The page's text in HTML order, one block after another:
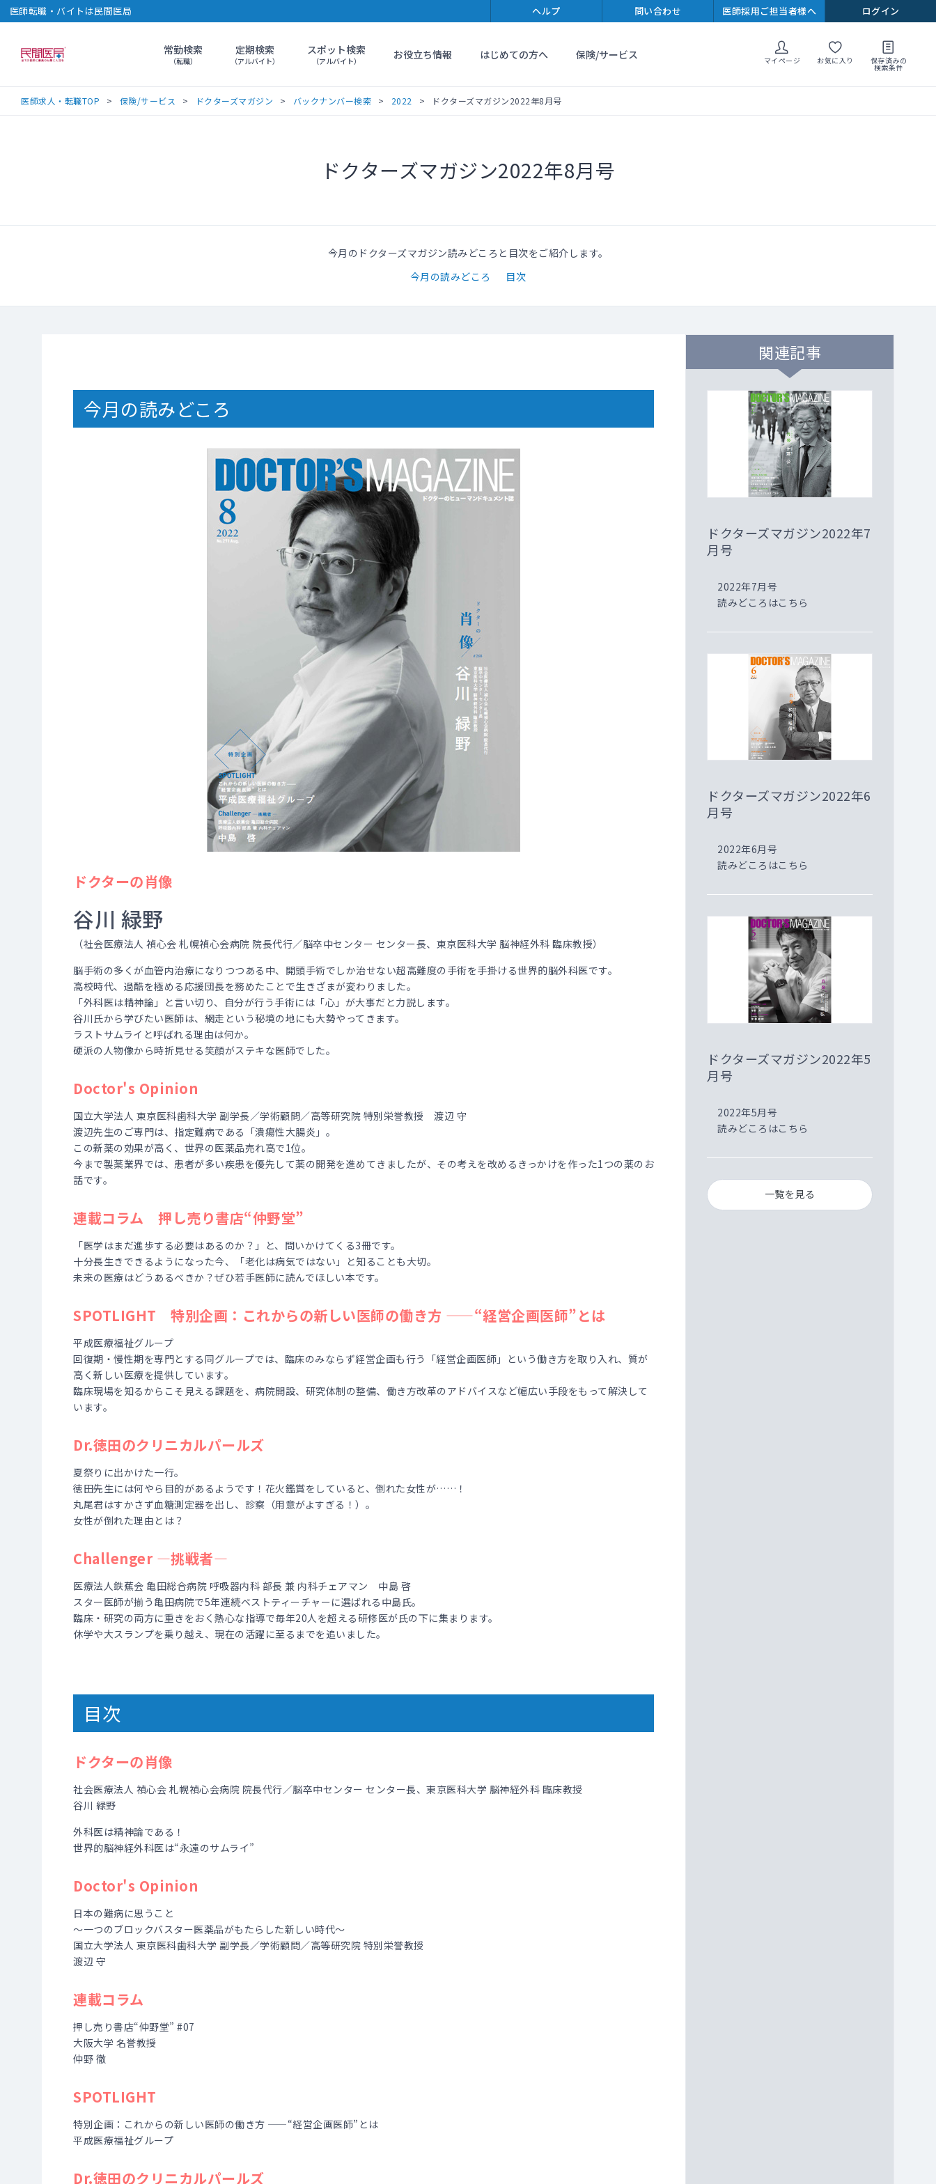
医師転職・バイトは民間医局 ヘルプ 問い合わせ 医師採用ご担当者様へ ログイン
民間医局常勤検索
（転職）
定期検索
（アルバイト）
スポット検索
（アルバイト） お役立ち情報 はじめての方へ 保険/サービス マイページ お気に入り 保存済みの
検索条件
医師求人・転職TOP 保険/サービス ドクターズマガジン バックナンバー検索 2022 ドクターズマガジン2022年8月号
ドクターズマガジン2022年8月号
今月のドクターズマガジン読みどころと目次をご紹介します。
今月の読みどころ
目次
今月の読みどころ
ドクターの肖像
谷川 緑野
（社会医療法人 禎心会 札幌禎心会病院 院長代行／脳卒中センター センター長、東京医科大学 脳神経外科 臨床教授）
脳手術の多くが血管内治療になりつつある中、開頭手術でしか治せない超高難度の手術を手掛ける世界的脳外科医です。
高校時代、過酷を極める応援団長を務めたことで生きざまが変わりました。
「外科医は精神論」と言い切り、自分が行う手術には「心」が大事だと力説します。
谷川氏から学びたい医師は、網走という秘境の地にも大勢やってきます。
ラストサムライと呼ばれる理由は何か。
硬派の人物像から時折見せる笑顔がステキな医師でした。
Doctor's Opinion
国立大学法人 東京医科歯科大学 副学長／学術顧問／高等研究院 特別栄誉教授 渡辺 守
渡辺先生のご専門は、指定難病である「潰瘍性大腸炎」。
この新薬の効果が高く、世界の医薬品売れ高で1位。
今まで製薬業界では、患者が多い疾患を優先して薬の開発を進めてきましたが、その考えを改めるきっかけを作った1つの薬のお
話です。
連載コラム 押し売り書店“仲野堂”
「医学はまだ進歩する必要はあるのか？」と、問いかけてくる3冊です。
十分長生きできるようになった今、「老化は病気ではない」と知ることも大切。
未来の医療はどうあるべきか？ぜひ若手医師に読んでほしい本です。
SPOTLIGHT 特別企画：これからの新しい医師の働き方 ——“経営企画医師”とは
平成医療福祉グループ
回復期・慢性期を専門とする同グループでは、臨床のみならず経営企画も行う「経営企画医師」という働き方を取り入れ、質が
高く新しい医療を提供しています。
臨床現場を知るからこそ見える課題を、病院開設、研究体制の整備、働き方改革のアドバイスなど幅広い手段をもって解決して
います。
Dr.徳田のクリニカルパールズ
夏祭りに出かけた一行。
徳田先生には何やら目的があるようです！花火鑑賞をしていると、倒れた女性が……！
丸尾君はすかさず血糖測定器を出し、診察（用意がよすぎる！）。
女性が倒れた理由とは？
Challenger ―挑戦者―
医療法人鉄蕉会 亀田総合病院 呼吸器内科 部長 兼 内科チェアマン 中島 啓
スター医師が揃う亀田病院で5年連続ベストティーチャーに選ばれる中島氏。
臨床・研究の両方に重きをおく熱心な指導で毎年20人を超える研修医が氏の下に集まります。
休学や大スランプを乗り越え、現在の活躍に至るまでを追いました。
目次
ドクターの肖像
社会医療法人 禎心会 札幌禎心会病院 院長代行／脳卒中センター センター長、東京医科大学 脳神経外科 臨床教授
谷川 緑野
外科医は精神論である！
世界的脳神経外科医は“永遠のサムライ”
Doctor's Opinion
日本の難病に思うこと
～一つのブロックバスター医薬品がもたらした新しい時代～
国立大学法人 東京医科歯科大学 副学長／学術顧問／高等研究院 特別栄誉教授
渡辺 守
連載コラム
押し売り書店“仲野堂” #07
大阪大学 名誉教授
仲野 徹
SPOTLIGHT
特別企画：これからの新しい医師の働き方 ——“経営企画医師”とは
平成医療福祉グループ
Dr.徳田のクリニカルパールズ
関連記事
ドクターズマガジン2022年7
月号
2022年7月号
読みどころはこちら
ドクターズマガジン2022年6
月号
2022年6月号
読みどころはこちら
ドクターズマガジン2022年5
月号
2022年5月号
読みどころはこちら
一覧を見る